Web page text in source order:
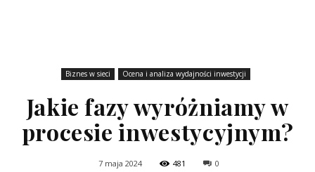
Biznes w sieci Ocena i analiza wydajności inwestycji
Jakie fazy wyróżniamy w
procesie inwestycyjnym?
7 maja 2024 481 0